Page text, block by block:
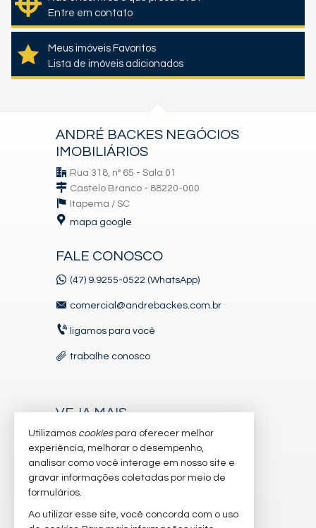
Entre em contato
Meus imóveis Favoritos
Lista de imóveis adicionados
ANDRÉ BACKES NEGÓCIOS
IMOBILIÁRIOS
Rua 318, nº 65 - Sala 01
Castelo Branco - 88220-000
Itapema / SC
mapa google
FALE CONOSCO
(47) 9.9255-0522 (WhatsApp)
comercial@andrebackes.com.br
ligamos para você
trabalhe conosco
VEJA MAIS
receba nosso newsletter
indicadores financeiros
imóveis favoritos
Utilizamos cookiespara oferecer melhor
experiência, melhorar o desempenho,
analisar como você interage em nosso site e
gravar informações coletadas por meio de
formulários.
Ao utilizar esse site, você concorda com o uso